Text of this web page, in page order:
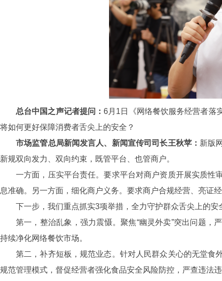
总台中国之声记者提问：6月1日《网络餐饮服务经营者落
将如何更好保障消费者舌尖上的安全？
市场监管总局新闻发言人、新闻宣传司司长王秋苹： 新版
新规双向发力、双向约束，既管平台、也管商户。
一方面，压实平台责任。要求平台对商户资质开展实质性
息准确。另一方面，细化商户义务。要求商户合规经营、亮证
下一步，我们重点抓实3项举措，全力守护群众舌尖上的安
第一，整治乱象，强力震慑。聚焦“幽灵外卖”突出问题
持续净化网络餐饮市场。
第二，补齐短板，规范业态。针对人民群众关心的无堂食
规范管理模式，督促经营者强化食品安全风险防控，严查违法